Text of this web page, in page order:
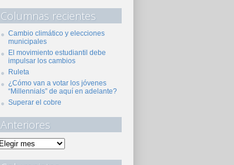
Columnas recientes
Cambio climático y elecciones
municipales
El movimiento estudiantil debe
impulsar los cambios
Ruleta
¿Cómo van a votar los jóvenes
“Millennials” de aquí en adelante?
Superar el cobre
Anteriores